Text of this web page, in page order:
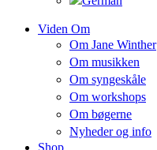
Viden Om
Om Jane Winther
Om musikken
Om syngeskåle
Om workshops
Om bøgerne
Nyheder og info
Shop